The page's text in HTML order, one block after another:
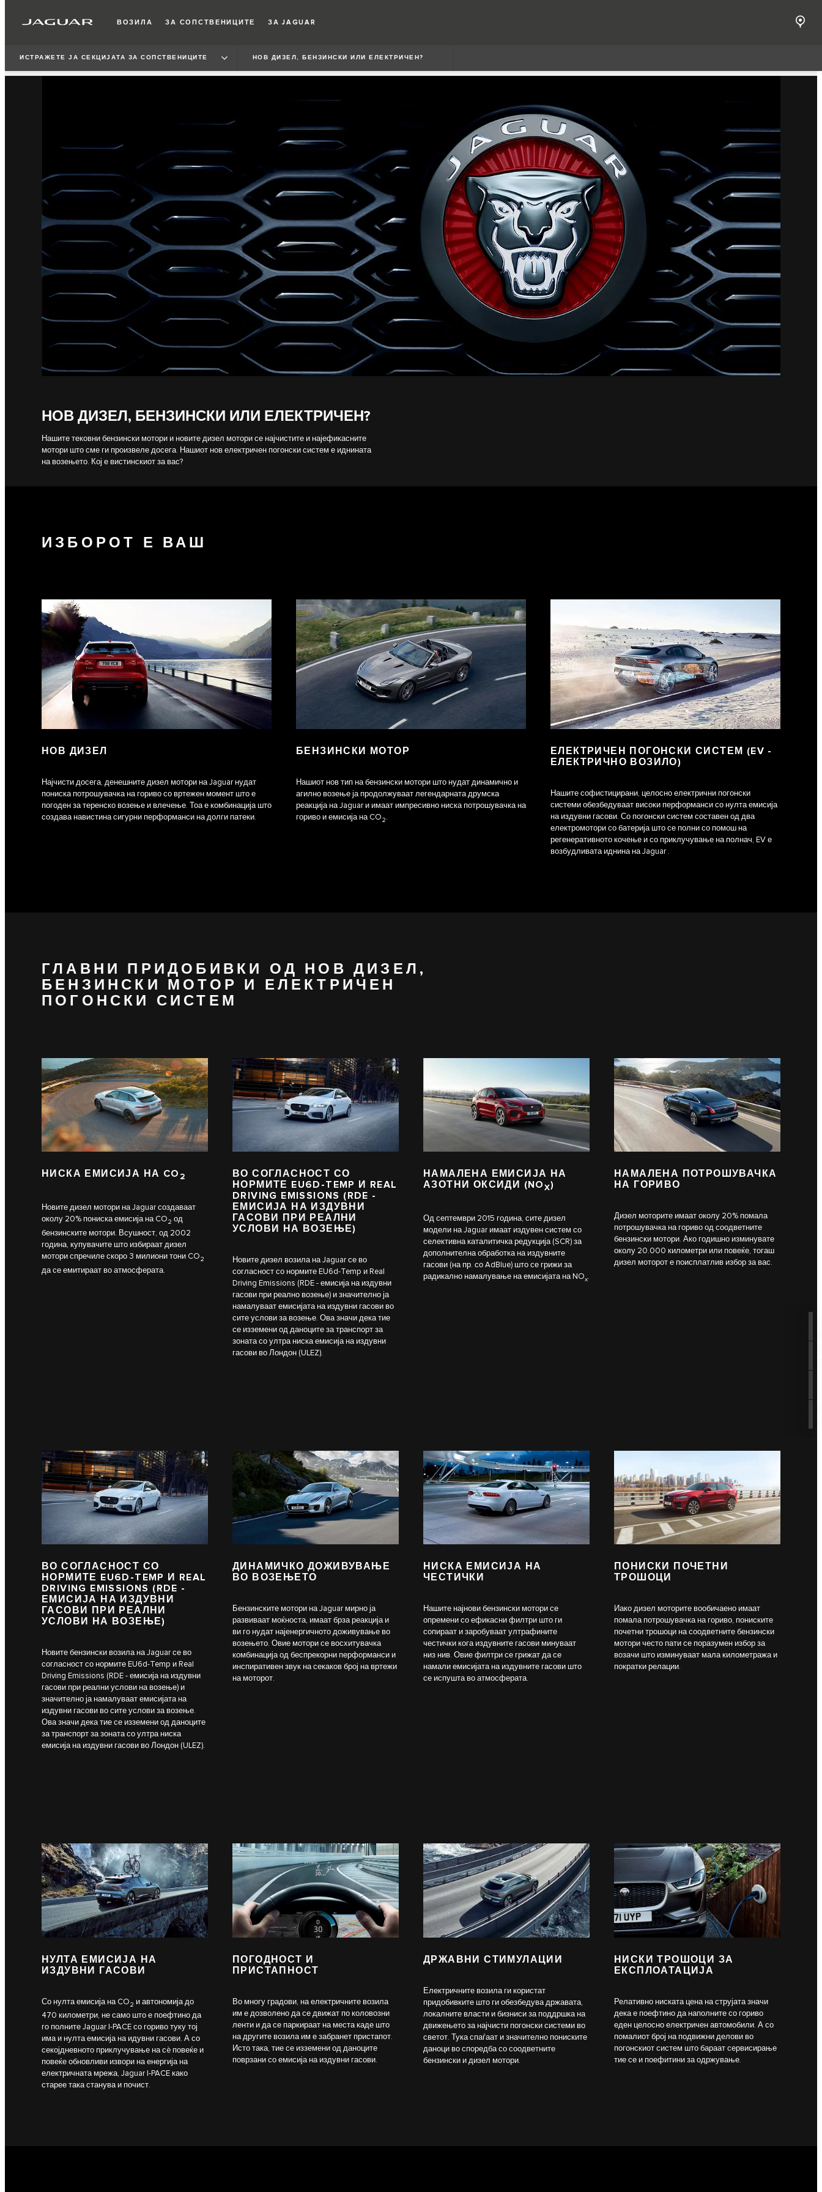
ВОЗИЛА ЗА СОПСТВЕНИЦИТЕ ЗА JAGUAR
ИСТРАЖЕТЕ ЈА СЕКЦИЈАТА ЗА СОПСТВЕНИЦИТЕ НОВ ДИЗЕЛ, БЕНЗИНСКИ ИЛИ ЕЛЕКТРИЧЕН?
НОВ ДИЗЕЛ, БЕНЗИНСКИ ИЛИ ЕЛЕКТРИЧЕН?
Нашите тековни бензински мотори и новите дизел мотори се најчистите и најефикасните
мотори што сме ги произвеле досега. Нашиот нов електричен погонски систем е иднината
на возењето. Кој е вистинскиот за вас?
ИЗБОРОТ Е ВАШ
НОВ ДИЗЕЛ
Најчисти досега, денешните дизел мотори на Jaguar нудат
пониска потрошувачка на гориво со вртежен момент што е
погоден за теренско возење и влечење. Тоа е комбинација што
создава навистина сигурни перформанси на долги патеки.
БЕНЗИНСКИ МОТОР
Нашиот нов тип на бензински мотори што нудат динамично и
агилно возење ја продолжуваат легендарната друмска
реакција на Jaguar и имаат импресивно ниска потрошувачка на
гориво и емисија на CO2.
ЕЛЕКТРИЧЕН ПОГОНСКИ СИСТЕМ (EV -
ЕЛЕКТРИЧНО ВОЗИЛО)
Нашите софистицирани, целосно електрични погонски
системи обезбедуваат високи перформанси со нулта емисија
на издувни гасови. Со погонски систем составен од два
електромотори со батерија што се полни со помош на
регенеративното кочење и со приклучување на полнач, EV е
возбудливата иднина на Jaguar .
ГЛАВНИ ПРИДОБИВКИ ОД НОВ ДИЗЕЛ,
БЕНЗИНСКИ МОТОР И ЕЛЕКТРИЧЕН
ПОГОНСКИ СИСТЕМ
НИСКА ЕМИСИЈА НА CO 2
Новите дизел мотори на Jaguar создаваат
околу 20% пониска емисија на CO2 од
бензинските мотори. Всушност, од 2002
година, купувачите што избираат дизел
мотори спречиле скоро 3 милиони тони CO2
да се емитираат во атмосферата.
ВО СОГЛАСНОСТ СО
НОРМИТЕ EU6D-TEMP И REAL
DRIVING EMISSIONS (RDE -
ЕМИСИЈА НА ИЗДУВНИ
ГАСОВИ ПРИ РЕАЛНИ
УСЛОВИ НА ВОЗЕЊЕ)
Новите дизел возила на Jaguar се во
согласност со нормите EU6d-Temp и Real
Driving Emissions (RDE - емисија на издувни
гасови при реално возење) и значително ја
намалуваат емисијата на издувни гасови во
сите услови за возење. Ова значи дека тие
се изземени од даноците за транспорт за
зоната со ултра ниска емисија на издувни
гасови во Лондон (ULEZ).
НАМАЛЕНА ЕМИСИЈА НА
АЗОТНИ ОКСИДИ (NOX)
Од септември 2015 година, сите дизел
модели на Jaguar имаат издувен систем со
селективна каталитичка редукција (SCR) за
дополнителна обработка на издувните
гасови (на пр. со AdBlue) што се грижи за
радикално намалување на емисијата на NOx.
НАМАЛЕНА ПОТРОШУВАЧКА
НА ГОРИВО
Дизел моторите имаат околу 20% помала
потрошувачка на гориво од соодветните
бензински мотори. Ако годишно изминувате
околу 20.000 километри или повеќе, тогаш
дизел моторот е поисплатлив избор за вас.
ВО СОГЛАСНОСТ СО
НОРМИТЕ EU6D-TEMP И REAL
DRIVING EMISSIONS (RDE -
ЕМИСИЈА НА ИЗДУВНИ
ГАСОВИ ПРИ РЕАЛНИ
УСЛОВИ НА ВОЗЕЊЕ)
Новите бензински возила на Jaguar се во
согласност со нормите EU6d-Temp и Real
Driving Emissions (RDE - емисија на издувни
гасови при реални услови на возење) и
значително ја намалуваат емисијата на
издувни гасови во сите услови за возење.
Ова значи дека тие се изземени од даноците
за транспорт за зоната со ултра ниска
емисија на издувни гасови во Лондон (ULEZ).
ДИНАМИЧКО ДОЖИВУВАЊЕ
ВО ВОЗЕЊЕТО
Бензинските мотори на Jaguar мирно ја
развиваат моќноста, имаат брза реакција и
ви го нудат најенергичното доживување во
возењето. Овие мотори се восхитувачка
комбинација од беспрекорни перформанси и
инспиративен звук на секаков број на вртежи
на моторот.
НИСКА ЕМИСИЈА НА
ЧЕСТИЧКИ
Нашите најнови бензински мотори се
опремени со ефикасни филтри што ги
сопираат и заробуваат ултрафините
честички кога издувните гасови минуваат
низ нив. Овие филтри се грижат да се
намали емисијата на издувните гасови што
се испушта во атмосферата.
ПОНИСКИ ПОЧЕТНИ
ТРОШОЦИ
Иако дизел моторите вообичаено имаат
помала потрошувачка на гориво, пониските
почетни трошоци на соодветните бензински
мотори често пати се поразумен избор за
возачи што изминуваат мала километража и
пократки релации.
НУЛТА ЕМИСИЈА НА
ИЗДУВНИ ГАСОВИ
Со нулта емисија на CO2 и автономија до
470 километри, не само што е поефтино да
го полните Jaguar I‑PACE со гориво туку тој
има и нулта емисија на идувни гасови. А со
секојдневното приклучување на сè повеќе и
повеќе обновливи извори на енергија на
електричната мрежа, Jaguar I‑PACE како
старее така станува и почист.
ПОГОДНОСТ И
ПРИСТАПНОСТ
Во многу градови, на електричните возила
им е дозволено да се движат по коловозни
ленти и да се паркираат на места каде што
на другите возила им е забранет пристапот.
Исто така, тие се изземени од даноците
поврзани со емисија на издувни гасови.
ДРЖАВНИ СТИМУЛАЦИИ
Електричните возила ги користат
придобивките што ги обезбедува државата,
локалните власти и бизниси за поддршка на
движењето за најчисти погонски системи во
светот. Тука спаѓаат и значително пониските
даноци во споредба со соодветните
бензински и дизел мотори.
НИСКИ ТРОШОЦИ ЗА
ЕКСПЛОАТАЦИЈА
Релативно ниската цена на струјата значи
дека е поефтино да наполните со гориво
еден целосно електричен автомобили. А со
помалиот број на подвижни делови во
погонскиот систем што бараат сервисирање
тие се и поефитини за одржување.